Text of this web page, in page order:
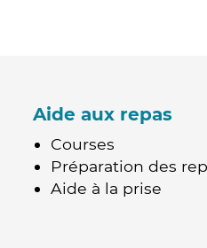
Aide aux repas
Courses
Préparation des
Aide à la prise